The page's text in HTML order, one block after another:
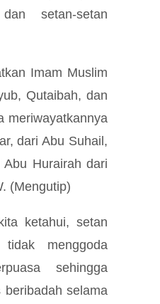
setan-setan
Imam Muslim
Qutaibah, dan
meriwayatkannya
dari Abu Suhail,
Hurairah dari
(Mengutip)
ketahui, setan
menggoda
sehingga
selama